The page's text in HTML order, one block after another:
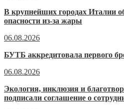
В крупнейших городах Италии
опасности из-за жары
06.08.2026
БУТБ аккредитовала первого
06.08.2026
Экология, инклюзия и
подписали соглашение о